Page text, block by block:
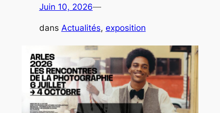
Juin 10, 2026—
dans Actualités, exposition